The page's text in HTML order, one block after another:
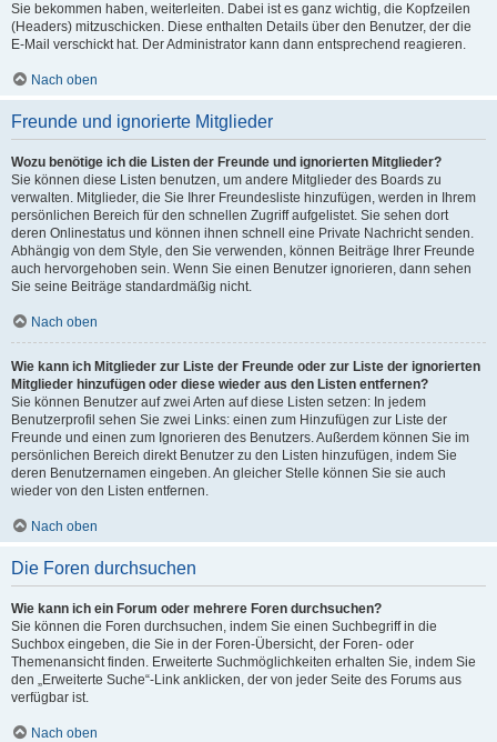
Sie bekommen haben, weiterleiten. Dabei ist es ganz wichtig, die Kopfzeilen
(Headers) mitzuschicken. Diese enthalten Details über den Benutzer, der die
E-Mail verschickt hat. Der Administrator kann dann entsprechend reagieren.
Nach oben
Freunde und ignorierte Mitglieder
Wozu benötige ich die Listen der Freunde und ignorierten Mitglieder?
Sie können diese Listen benutzen, um andere Mitglieder des Boards zu
verwalten. Mitglieder, die Sie Ihrer Freundesliste hinzufügen, werden in Ihrem
persönlichen Bereich für den schnellen Zugriff aufgelistet. Sie sehen dort
deren Onlinestatus und können ihnen schnell eine Private Nachricht senden.
Abhängig von dem Style, den Sie verwenden, können Beiträge Ihrer Freunde
auch hervorgehoben sein. Wenn Sie einen Benutzer ignorieren, dann sehen
Sie seine Beiträge standardmäßig nicht.
Nach oben
Wie kann ich Mitglieder zur Liste der Freunde oder zur Liste der ignorierten
Mitglieder hinzufügen oder diese wieder aus den Listen entfernen?
Sie können Benutzer auf zwei Arten auf diese Listen setzen: In jedem
Benutzerprofil sehen Sie zwei Links: einen zum Hinzufügen zur Liste der
Freunde und einen zum Ignorieren des Benutzers. Außerdem können Sie im
persönlichen Bereich direkt Benutzer zu den Listen hinzufügen, indem Sie
deren Benutzernamen eingeben. An gleicher Stelle können Sie sie auch
wieder von den Listen entfernen.
Nach oben
Die Foren durchsuchen
Wie kann ich ein Forum oder mehrere Foren durchsuchen?
Sie können die Foren durchsuchen, indem Sie einen Suchbegriff in die
Suchbox eingeben, die Sie in der Foren-Übersicht, der Foren- oder
Themenansicht finden. Erweiterte Suchmöglichkeiten erhalten Sie, indem Sie
den „Erweiterte Suche“-Link anklicken, der von jeder Seite des Forums aus
verfügbar ist.
Nach oben